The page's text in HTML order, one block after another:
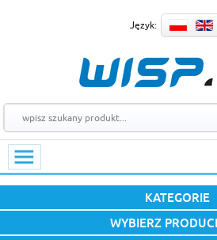
Język:
KATEGORIE
WYBIERZ